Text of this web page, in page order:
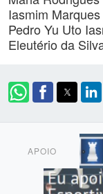
Iasmim
Pedro Yu Uto
Eleutério da
APOIO